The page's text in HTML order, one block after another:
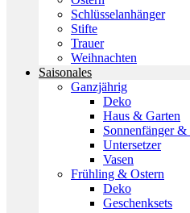
Schlüsselanhänger
Stifte
Trauer
Weihnachten
Saisonales
Ganzjährig
Deko
Haus & Garten
Sonnenfänger
Untersetzer
Vasen
Frühling & Ostern
Deko
Geschenksets